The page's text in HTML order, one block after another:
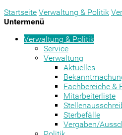
Startseite Verwaltung & Politik
Untermenü
Verwaltung & Politik
Service
Verwaltung
Aktuelles
Fachbereiche &
Mitarbeiterliste
Sterbefälle
Vergaben/